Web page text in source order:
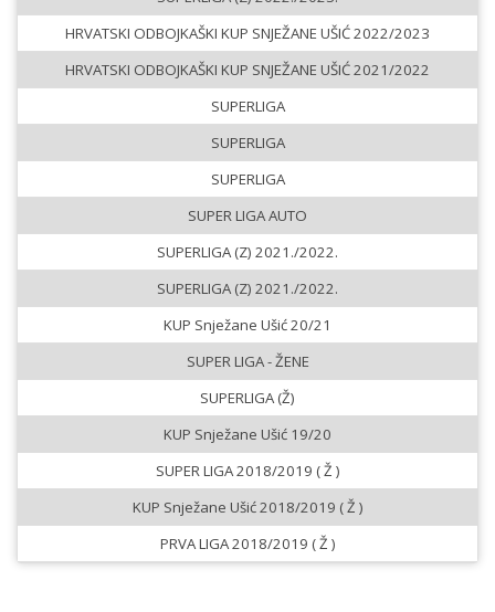
HRVATSKI ODBOJKAŠKI KUP SNJEŽANE UŠIĆ 2022/2023
HRVATSKI ODBOJKAŠKI KUP SNJEŽANE UŠIĆ 2021/2022
SUPERLIGA
SUPERLIGA
SUPERLIGA
SUPER LIGA AUTO
SUPERLIGA (Z) 2021./2022.
SUPERLIGA (Z) 2021./2022.
KUP Snježane Ušić 20/21
SUPER LIGA - ŽENE
SUPERLIGA (Ž)
KUP Snježane Ušić 19/20
SUPER LIGA 2018/2019 ( Ž )
KUP Snježane Ušić 2018/2019 ( Ž )
PRVA LIGA 2018/2019 ( Ž )